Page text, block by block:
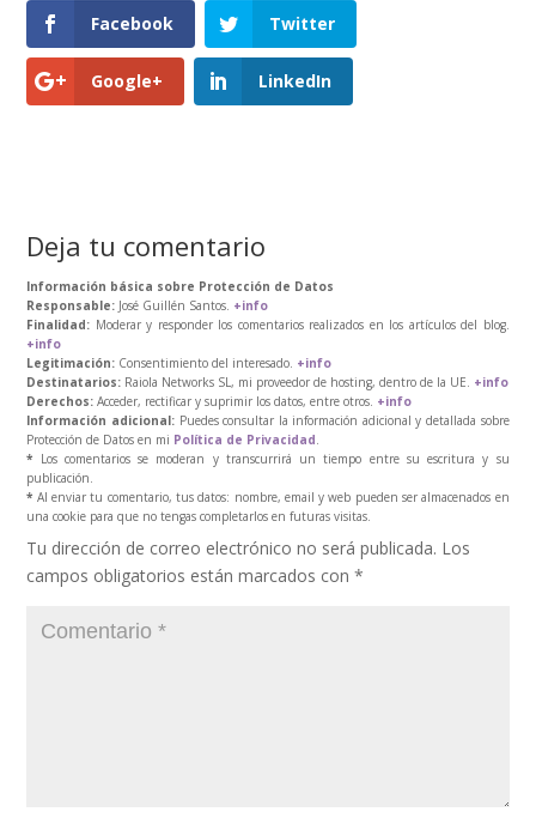
Facebook Twitter
Google+ LinkedIn
Deja tu comentario
Información básica sobre Protección de Datos
Responsable: José Guillén Santos. +info
Finalidad: Moderar y responder los comentarios realizados en los artículos del blog.
+info
Legitimación: Consentimiento del interesado. +info
Destinatarios: Raiola Networks SL, mi proveedor de hosting, dentro de la UE. +info
Derechos: Acceder, rectificar y suprimir los datos, entre otros. +info
Información adicional:Puedes consultar la información adicional y detallada sobre
Protección de Datos en mi Política de Privacidad.
* Los comentarios se moderan y transcurrirá un tiempo entre su escritura y su
publicación.
* Al enviar tu comentario, tus datos: nombre, email y web pueden ser almacenados en
una cookie para que no tengas completarlos en futuras visitas.
Tu dirección de correo electrónico no será publicada. Los
campos obligatorios están marcados con*